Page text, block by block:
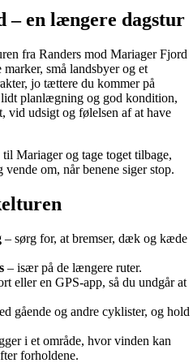
en længere dagstur
fra Randers mod Mariager Fjord
små landsbyer og et
jo tættere du kommer på
planlægning og god kondition,
vid udsigt og følelsen af at have
Mariager og tage toget tilbage,
om, når benene siger stop.
– sørg for, at bremser, dæk og kæde
– især på de længere ruter.
eller en GPS-app, så du undgår at
gående og andre cyklister, og hold
i et område, hvor vinden kan
forholdene.